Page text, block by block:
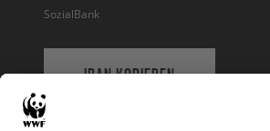
SozialBank
IBAN KOPIEREN